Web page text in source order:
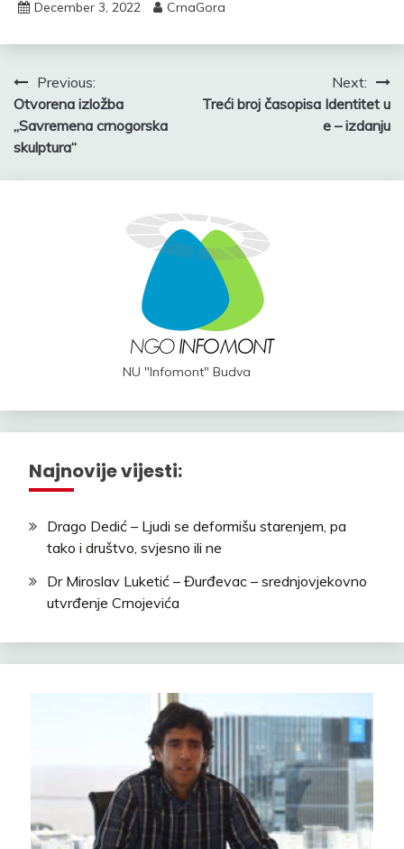
December 3, 2022 CrnaGora
Post
navigation
Previous:
Otvorena izložba
„Savremena crnogorska
skulptura“
Next:
Treći broj časopisa Identitet u
e – izdanju
NU "Infomont" Budva
Najnovije vijesti:
Drago Dedić – Ljudi se deformišu starenjem, pa
tako i društvo, svjesno ili ne
Dr Miroslav Luketić – Đurđevac – srednjovjekovno
utvrđenje Crnojevića